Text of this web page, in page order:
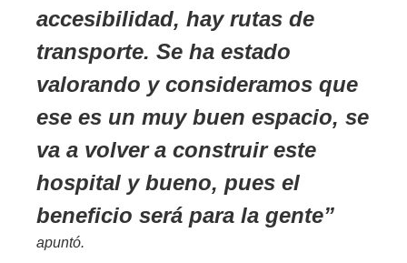
accesibilidad, hay rutas de
transporte. Se ha estado
valorando y consideramos que
ese es un muy buen espacio, se
va a volver a construir este
hospital y bueno, pues el
beneficio será para la gente
apuntó.